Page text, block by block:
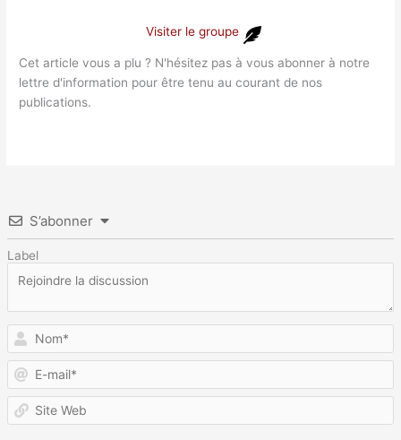
Visiter le groupe
Cet article vous a plu ? N'hésitez pas à vous abonner à notre
lettre d'information pour être tenu au courant de nos
publications.
S’abonner
Label